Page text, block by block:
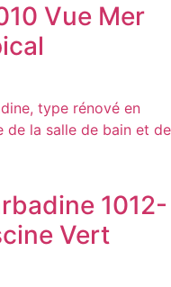
Vue Mer
1012-
Vert